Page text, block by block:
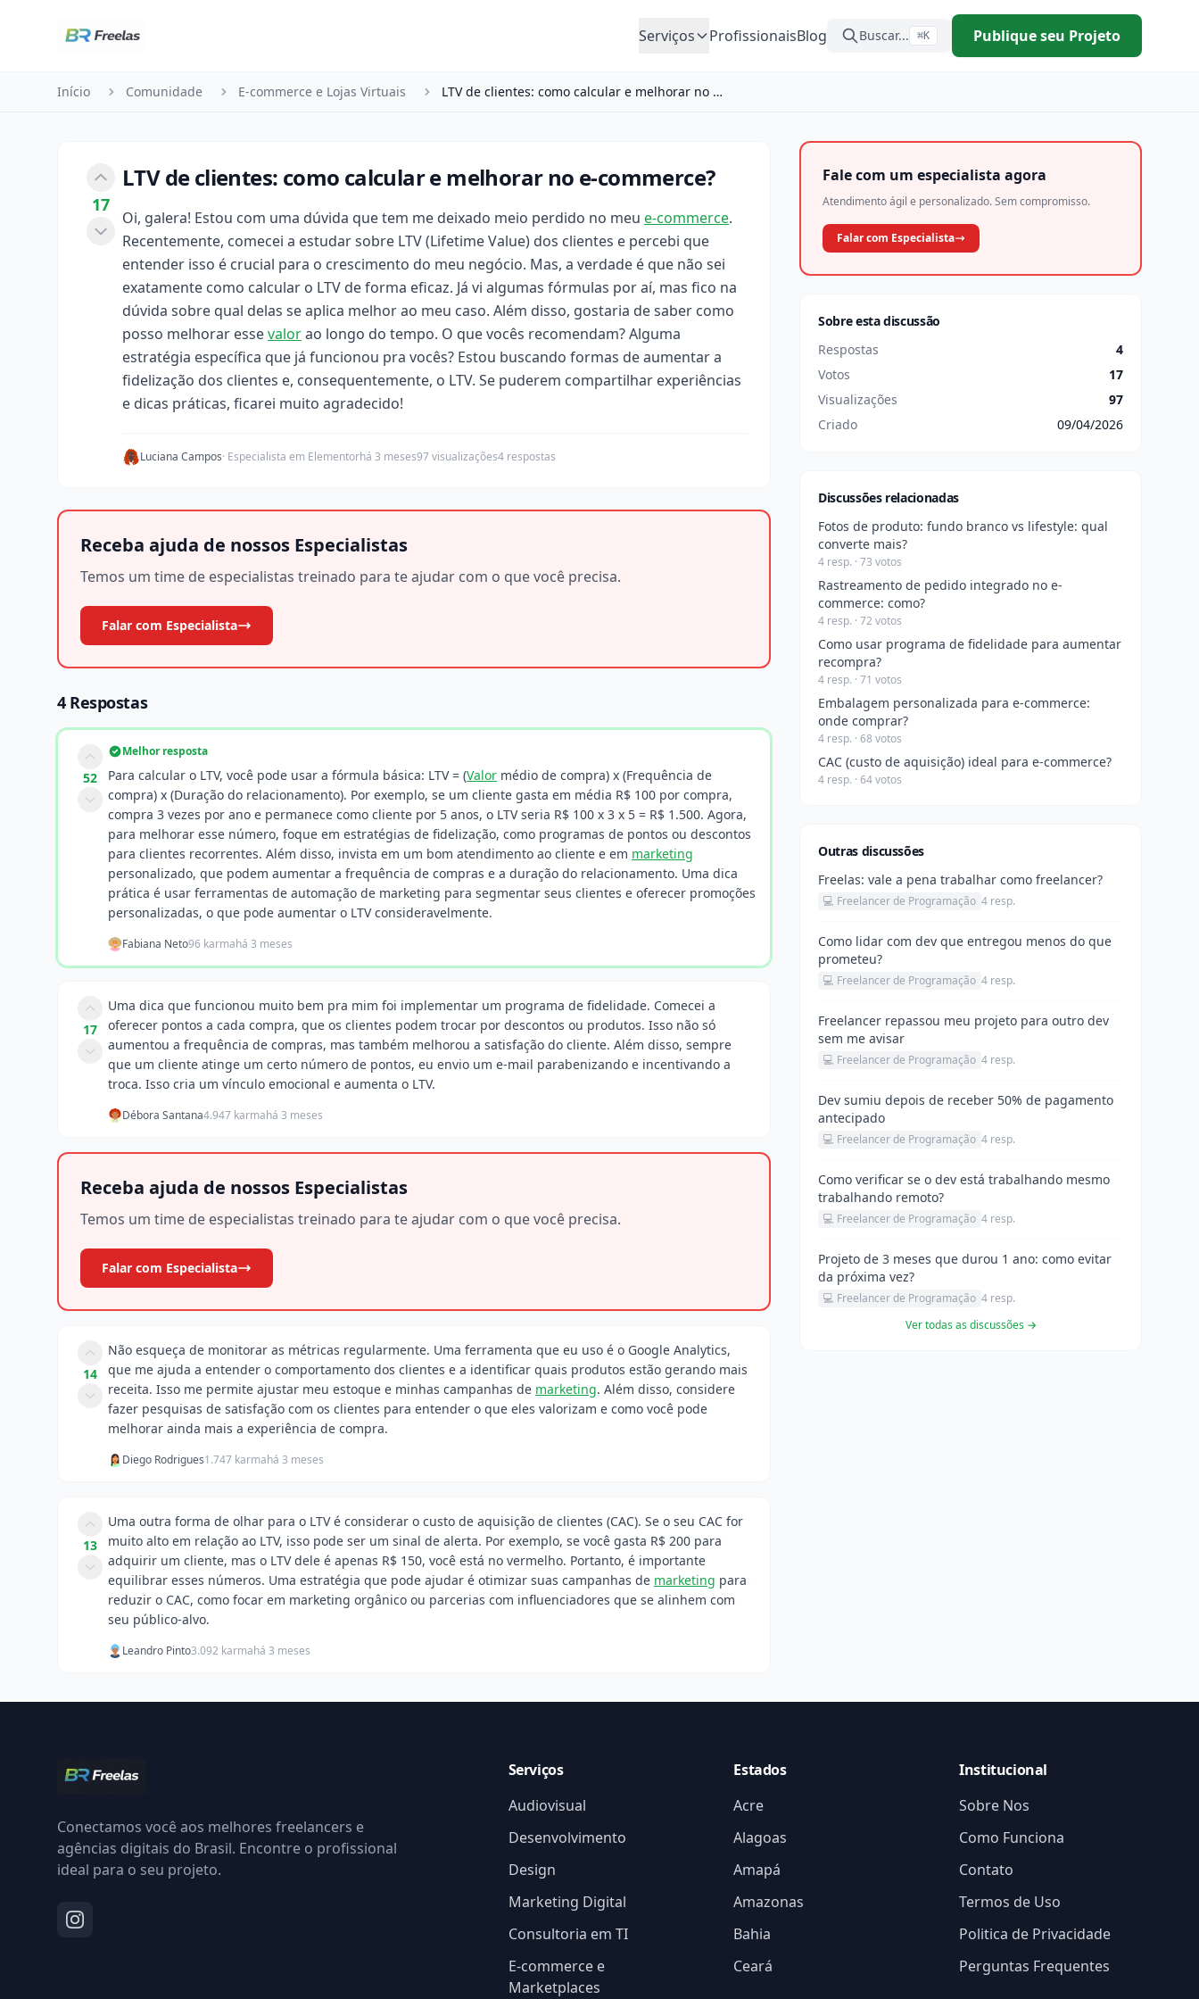
Serviços
ProfissionaisBlog Buscar... ⌘K Publique seu Projeto
Início Comunidade E-commerce e Lojas Virtuais LTV de clientes: como calcular e melhorar no e-c…
17
LTV de clientes: como calcular e melhorar no e-commerce?
Oi, galera! Estou com uma dúvida que tem me deixado meio perdido no meu e-commerce.
Recentemente, comecei a estudar sobre LTV (Lifetime Value) dos clientes e percebi que
entender isso é crucial para o crescimento do meu negócio. Mas, a verdade é que não sei
exatamente como calcular o LTV de forma eficaz. Já vi algumas fórmulas por aí, mas fico na
dúvida sobre qual delas se aplica melhor ao meu caso. Além disso, gostaria de saber como
posso melhorar essevalorao longo do tempo. O que vocês recomendam? Alguma
estratégia específica que já funcionou pra vocês? Estou buscando formas de aumentar a
fidelização dos clientes e, consequentemente, o LTV. Se puderem compartilhar experiências
e dicas práticas, ficarei muito agradecido!
Luciana Campos· Especialista em Elementorhá 3 meses97 visualizações4 respostas
Receba ajuda de nossos Especialistas
Temos um time de especialistas treinado para te ajudar com o que você precisa.
Falar com Especialista
4 Respostas
52
Melhor resposta
Para calcular o LTV, você pode usar a fórmula básica: LTV = (Valor médio de compra) x (Frequência de
compra) x (Duração do relacionamento). Por exemplo, se um cliente gasta em média R$ 100 por compra,
compra 3 vezes por ano e permanece como cliente por 5 anos, o LTV seria R$ 100 x 3 x 5 = R$ 1.500. Agora,
para melhorar esse número, foque em estratégias de fidelização, como programas de pontos ou descontos
para clientes recorrentes. Além disso, invista em um bom atendimento ao cliente e em marketing
personalizado, que podem aumentar a frequência de compras e a duração do relacionamento. Uma dica
prática é usar ferramentas de automação de marketing para segmentar seus clientes e oferecer promoções
personalizadas, o que pode aumentar o LTV consideravelmente.
Fabiana Neto96 karmahá 3 meses
17
Uma dica que funcionou muito bem pra mim foi implementar um programa de fidelidade. Comecei a
oferecer pontos a cada compra, que os clientes podem trocar por descontos ou produtos. Isso não só
aumentou a frequência de compras, mas também melhorou a satisfação do cliente. Além disso, sempre
que um cliente atinge um certo número de pontos, eu envio um e-mail parabenizando e incentivando a
troca. Isso cria um vínculo emocional e aumenta o LTV.
Débora Santana4.947 karmahá 3 meses
Receba ajuda de nossos Especialistas
Temos um time de especialistas treinado para te ajudar com o que você precisa.
Falar com Especialista
14
Não esqueça de monitorar as métricas regularmente. Uma ferramenta que eu uso é o Google Analytics,
que me ajuda a entender o comportamento dos clientes e a identificar quais produtos estão gerando mais
receita. Isso me permite ajustar meu estoque e minhas campanhas de marketing. Além disso, considere
fazer pesquisas de satisfação com os clientes para entender o que eles valorizam e como você pode
melhorar ainda mais a experiência de compra.
Diego Rodrigues1.747 karmahá 3 meses
13
Uma outra forma de olhar para o LTV é considerar o custo de aquisição de clientes (CAC). Se o seu CAC for
muito alto em relação ao LTV, isso pode ser um sinal de alerta. Por exemplo, se você gasta R$ 200 para
adquirir um cliente, mas o LTV dele é apenas R$ 150, você está no vermelho. Portanto, é importante
equilibrar esses números. Uma estratégia que pode ajudar é otimizar suas campanhas de marketing para
reduzir o CAC, como focar em marketing orgânico ou parcerias com influenciadores que se alinhem com
seu público-alvo.
Leandro Pinto3.092 karmahá 3 meses
Fale com um especialista agora
Atendimento ágil e personalizado. Sem compromisso.
Falar com Especialista
Sobre esta discussão
Respostas
4
Votos
17
Visualizações
97
Criado
09/04/2026
Discussões relacionadas
Fotos de produto: fundo branco vs lifestyle: qual
converte mais?
4 resp. · 73 votos
Rastreamento de pedido integrado no e-
commerce: como?
4 resp. · 72 votos
Como usar programa de fidelidade para aumentar
recompra?
4 resp. · 71 votos
Embalagem personalizada para e-commerce:
onde comprar?
4 resp. · 68 votos
CAC (custo de aquisição) ideal para e-commerce?
4 resp. · 64 votos
Outras discussões
Freelas: vale a pena trabalhar como freelancer?
💻 Freelancer de Programação 4 resp.
Como lidar com dev que entregou menos do que
prometeu?
💻 Freelancer de Programação 4 resp.
Freelancer repassou meu projeto para outro dev
sem me avisar
💻 Freelancer de Programação 4 resp.
Dev sumiu depois de receber 50% de pagamento
antecipado
💻 Freelancer de Programação 4 resp.
Como verificar se o dev está trabalhando mesmo
trabalhando remoto?
💻 Freelancer de Programação 4 resp.
Projeto de 3 meses que durou 1 ano: como evitar
da próxima vez?
💻 Freelancer de Programação 4 resp.
Ver todas as discussões →
Conectamos você aos melhores freelancers e
agências digitais do Brasil. Encontre o profissional
ideal para o seu projeto.
Serviços
Audiovisual
Desenvolvimento
Design
Marketing Digital
Consultoria em TI
E-commerce e
Marketplaces
Estados
Acre
Alagoas
Amapá
Amazonas
Bahia
Ceará
Institucional
Sobre Nos
Como Funciona
Contato
Termos de Uso
Politica de Privacidade
Perguntas Frequentes